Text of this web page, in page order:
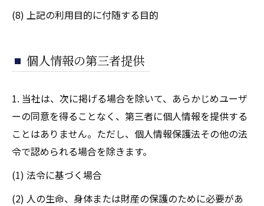
(8) 上記の利用目的に付随する目的
個人情報の第三者提供
1. 当社は、次に掲げる場合を除いて、あらかじめユーザ
ーの同意を得ることなく、第三者に個人情報を提供する
ことはありません。ただし、個人情報保護法その他の法
令で認められる場合を除きます。
(1) 法令に基づく場合
(2) 人の生命、身体または財産の保護のために必要があ